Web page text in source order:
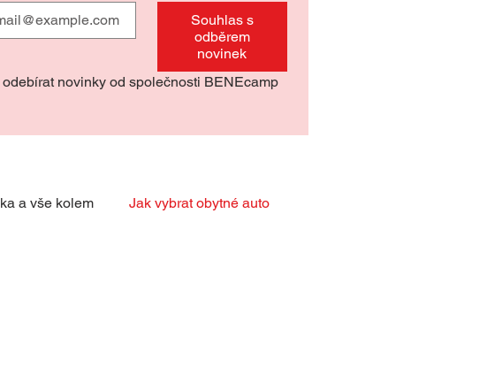
Souhlas s
odběrem
novinek
novinky od společnosti BENEcamp
a vše kolem Jak vybrat obytné auto